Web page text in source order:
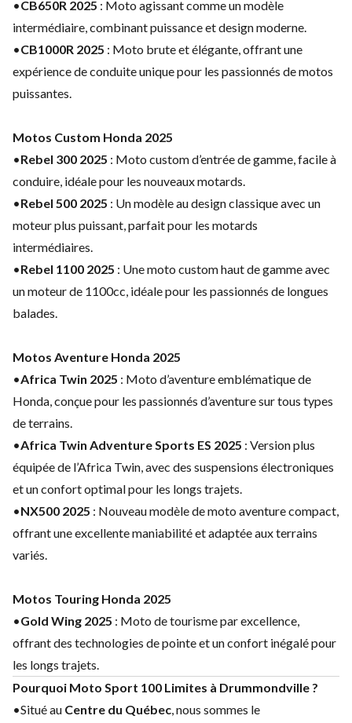
•CB650R 2025 : Moto agissant comme un modèle
intermédiaire, combinant puissance et design moderne.
•CB1000R 2025 : Moto brute et élégante, offrant une
expérience de conduite unique pour les passionnés de motos
puissantes.
Motos Custom Honda 2025
•Rebel 300 2025 : Moto custom d’entrée de gamme, facile à
conduire, idéale pour les nouveaux motards.
•Rebel 500 2025 : Un modèle au design classique avec un
moteur plus puissant, parfait pour les motards
intermédiaires.
•Rebel 1100 2025 : Une moto custom haut de gamme avec
un moteur de 1100cc, idéale pour les passionnés de longues
balades.
Motos Aventure Honda 2025
•Africa Twin 2025 : Moto d’aventure emblématique de
Honda, conçue pour les passionnés d’aventure sur tous types
de terrains.
•Africa Twin Adventure Sports ES 2025 : Version plus
équipée de l’Africa Twin, avec des suspensions électroniques
et un confort optimal pour les longs trajets.
•NX500 2025 : Nouveau modèle de moto aventure compact,
offrant une excellente maniabilité et adaptée aux terrains
variés.
Motos Touring Honda 2025
•Gold Wing 2025 : Moto de tourisme par excellence,
offrant des technologies de pointe et un confort inégalé pour
les longs trajets.
Pourquoi Moto Sport 100 Limites à Drummondville ?
•Situé au Centre du Québec, nous sommes le